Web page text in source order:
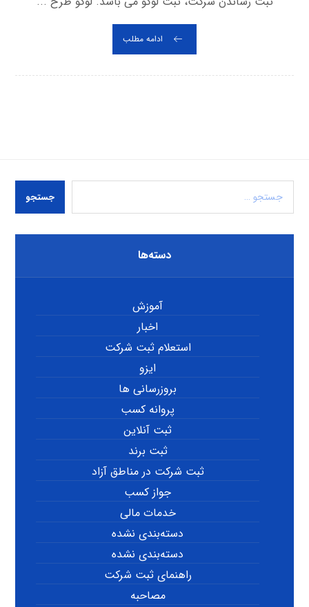
ادامه مطلب
جستجو
دسته‌ها
آموزش
اخبار
استعلام ثبت شرکت
ایزو
بروزرسانی ها
پروانه کسب
ثبت آنلاین
ثبت برند
ثبت شرکت در مناطق آزاد
جواز کسب
خدمات مالی
دسته‌بندی نشده
دسته‌بندی نشده
راهنمای ثبت شرکت
مصاحبه